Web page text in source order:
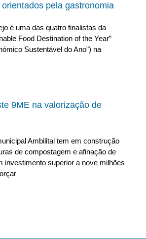
pela gastronomia
é uma das quatro finalistas da
Food Destination of the Year”
Sustentável do Ano”) na
9ME na valorização de
Ambilital tem em construção
de compostagem e afinação de
investimento superior a nove milhões